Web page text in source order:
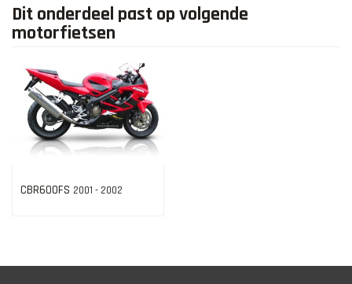
Dit onderdeel past op volgende
motorfietsen
CBR600FS 2001 - 2002